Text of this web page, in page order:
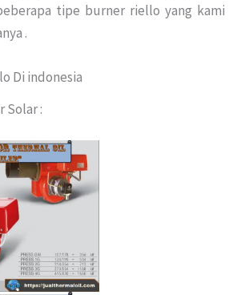
tipe burner riello yang kami
.
Di indonesia
Solar :